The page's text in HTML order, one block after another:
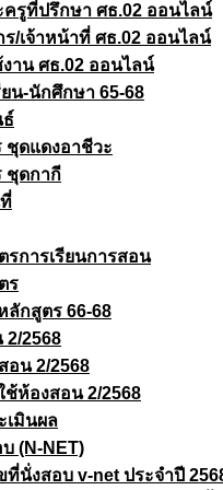
รูที่ปรึกษา ศธ.02 ออนไลน์
/เจ้าหน้าที่ ศธ.02 ออนไลน์
าน ศธ.02 ออนไลน์
น-นักศึกษา 65-68
ชุดแดงอาชีวะ
ชุดกากี
การเรียนการสอน
ร
กสูตร 66-68
2/2568
อน 2/2568
ช้ห้องสอน 2/2568
เมินผล
(N-NET)
ที่นั่งสอบ v-net ประจำปี